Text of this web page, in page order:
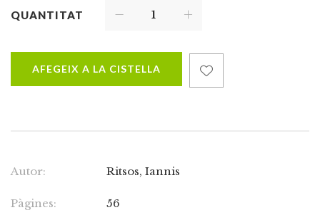
QUANTITAT
AFEGEIX A LA CISTELLA
Autor: Ritsos, Iannis
Pàgines: 56